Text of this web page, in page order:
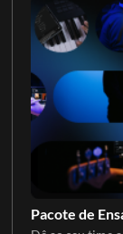
Pacote de